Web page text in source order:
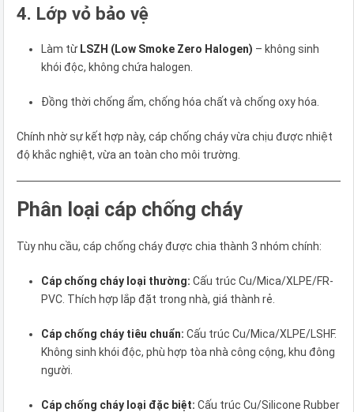
4. Lớp vỏ bảo vệ
Làm từ LSZH (Low Smoke Zero Halogen) – không sinh
khói độc, không chứa halogen.
Đồng thời chống ẩm, chống hóa chất và chống oxy hóa.
Chính nhờ sự kết hợp này, cáp chống cháy vừa chịu được nhiệt
độ khắc nghiệt, vừa an toàn cho môi trường.
Phân loại cáp chống cháy
Tùy nhu cầu, cáp chống cháy được chia thành 3 nhóm chính:
Cáp chống cháy loại thường: Cấu trúc Cu/Mica/XLPE/FR-
PVC. Thích hợp lắp đặt trong nhà, giá thành rẻ.
Cáp chống cháy tiêu chuẩn: Cấu trúc Cu/Mica/XLPE/LSHF.
Không sinh khói độc, phù hợp tòa nhà công cộng, khu đông
người.
Cáp chống cháy loại đặc biệt: Cấu trúc Cu/Silicone Rubber